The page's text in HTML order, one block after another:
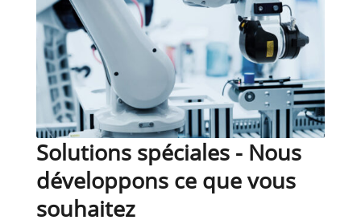
Solutions spéciales - Nous
développons ce que vous
souhaitez